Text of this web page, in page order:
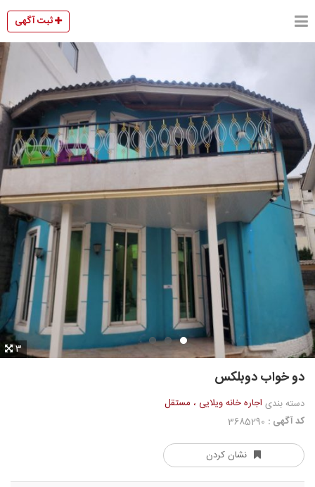
ثبت آگهی
3
دو خواب دوبلکس
دسته بندی اجاره خانه ویلایی ، مستقل
کد آگهی :
نشان کردن